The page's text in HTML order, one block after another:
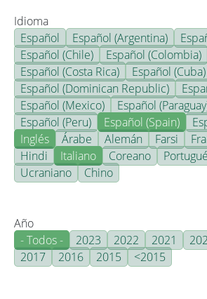
Idioma
Español
Español (Argentina)
Español (Chile)
Español (Colombia)
Español (Costa Rica)
Español (Cuba)
Español (Dominican Republic)
Español (Mexico)
Español
Español (Peru)
Español (Spain)
Inglés
Árabe Alemán Farsi
Hindi
Italiano Coreano
Ucraniano
Chino
Año
- Todos -
2023 2022 2021
2017
2016 2015 <2015